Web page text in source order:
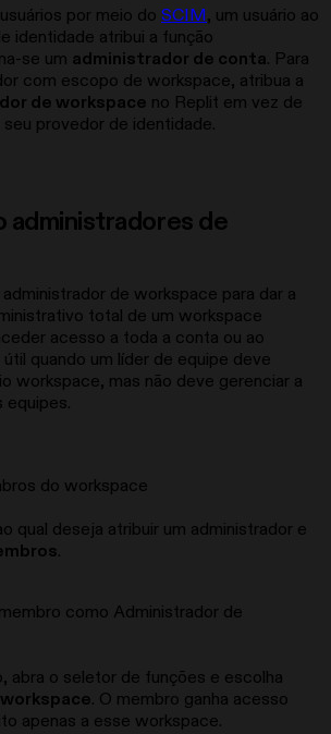
por meio do SCIM, um usuário ao
identidade atribui a função
se um administrador de conta. Para
com escopo de workspace, atribua a
de workspace no Replit em vez de
provedor de identidade.
administradores de
de workspace para dar a
total de um workspace
acesso a toda a conta ou ao
quando um líder de equipe deve
workspace, mas não deve gerenciar a
equipes.
do workspace
qual deseja atribuir um administrador e
.
como Administrador de
abra o seletor de funções e escolha
. O membro ganha acesso
apenas a esse workspace.